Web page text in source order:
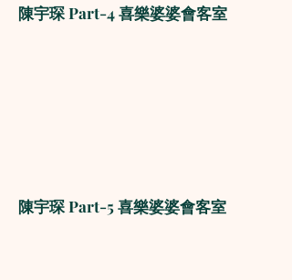
陳宇琛 Part-4 喜樂婆婆會客室
陳宇琛 Part-5 喜樂婆婆會客室